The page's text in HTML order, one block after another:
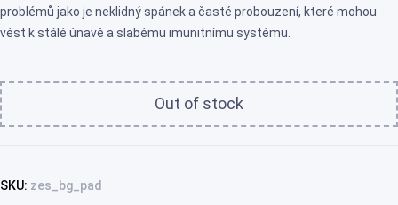
problémů jako je neklidný spánek a časté probouzení, které mohou
vést k stálé únavě a slabému imunitnímu systému.
Out of stock
SKU: zes_bg_pad